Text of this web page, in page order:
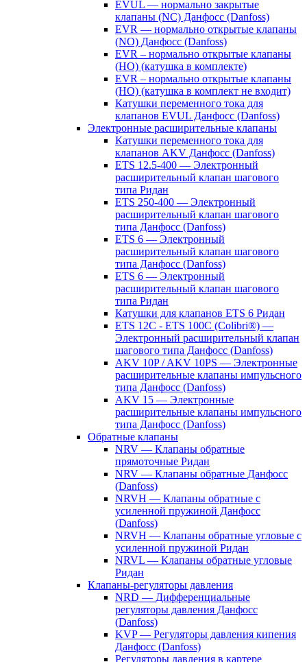
EVUL — нормально закрытые
клапаны (NC) Данфосс (Danfoss)
EVR — нормально открытые клапаны
(NO) Данфосс (Danfoss)
EVR – нормально открытые клапаны
(НО) (катушка в комплекте)
EVR – нормально открытые клапаны
(НО) (катушка в комплект не входит)
Катушки переменного тока для
клапанов EVUL Данфосс (Danfoss)
Электронные расширительные клапаны
Катушки переменного тока для
клапанов AKV Данфосс (Danfoss)
ETS 12.5-400 — Электронный
расширительный клапан шагового
типа Ридан
ETS 250-400 — Электронный
расширительный клапан шагового
типа Данфосс (Danfoss)
ETS 6 — Электронный
расширительный клапан шагового
типа Данфосс (Danfoss)
ETS 6 — Электронный
расширительный клапан шагового
типа Ридан
Катушки для клапанов ETS 6 Ридан
ETS 12C - ETS 100C (Colibri®) —
Электронный расширительный клапан
шагового типа Данфосс (Danfoss)
AKV 10P / AKV 10PS — Электронные
расширительные клапаны импульсного
типа Данфосс (Danfoss)
AKV 15 — Электронные
расширительные клапаны импульсного
типа Данфосс (Danfoss)
Обратные клапаны
NRV — Клапаны обратные
прямоточные Ридан
NRV — Клапаны обратные Данфосс
(Danfoss)
NRVH — Клапаны обратные с
усиленной пружиной Данфосс
(Danfoss)
NRVH — Клапаны обратные угловые с
усиленной пружиной Ридан
NRVL — Клапаны обратные угловые
Ридан
Клапаны-регуляторы давления
NRD — Дифференциальные
регуляторы давления Данфосс
(Danfoss)
KVP — Регуляторы давления кипения
Данфосс (Danfoss)
Регуляторы давления в картере